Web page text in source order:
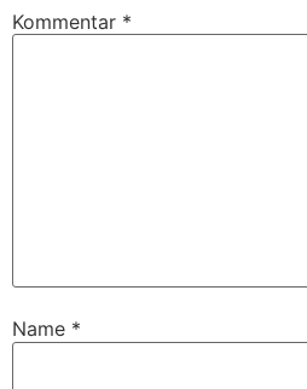
Kommentar *
Name *